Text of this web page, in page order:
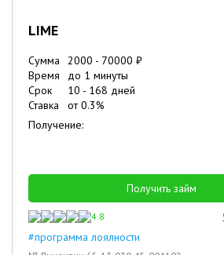
LIME
Сумма 2000 - 70000 ₽
Время
до 1 минуты
Срок
10 - 168 дней
Ставка
от0.3%
Получение:
Получить займ
4.8
#программа лоялности